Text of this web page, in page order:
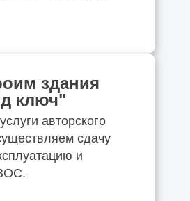
здания
ключ"
авторского
сдачу
и